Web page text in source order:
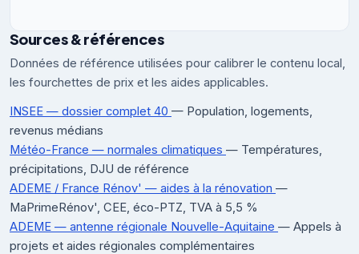
Sources & références
Données de référence utilisées pour calibrer le contenu local,
les fourchettes de prix et les aides applicables.
INSEE — dossier complet 40 — Population, logements,
revenus médians
Météo-France — normales climatiques — Températures,
précipitations, DJU de référence
ADEME / France Rénov' — aides à la rénovation —
MaPrimeRénov', CEE, éco-PTZ, TVA à 5,5 %
ADEME — antenne régionale Nouvelle-Aquitaine — Appels à
projets et aides régionales complémentaires